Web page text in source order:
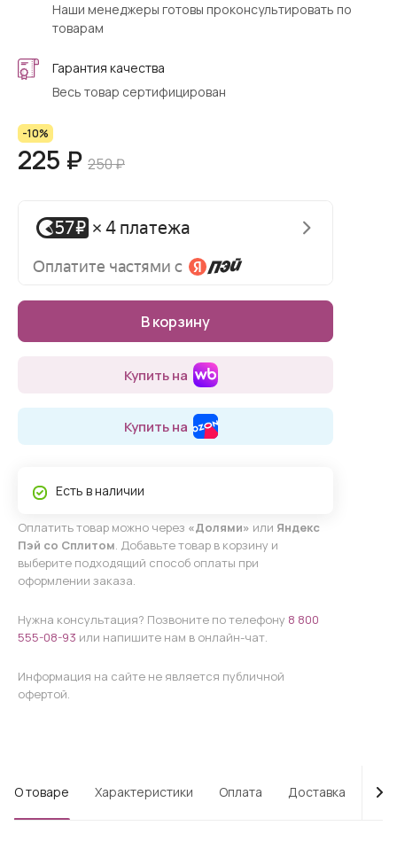
Наши менеджеры готовы проконсультировать по
товарам
Гарантия качества
Весь товар сертифицирован
-10%
225 ₽ 250 ₽
В корзину
Купить на
Купить на
Есть в наличии
Оплатить товар можно через «Долями» или Яндекс
Пэй со Сплитом. Добавьте товар в корзину и
выберите подходящий способ оплаты при
оформлении заказа.
Нужна консультация? Позвоните по телефону 8 800
555-08-93 или напишите нам в онлайн-чат.
Информация на сайте не является публичной
офертой.
О товаре Характеристики Оплата Доставка